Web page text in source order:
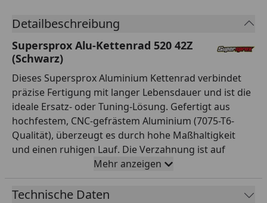
Detailbeschreibung
Supersprox Alu-Kettenrad 520 42Z
(Schwarz)
Dieses Supersprox Aluminium Kettenrad verbindet
präzise Fertigung mit langer Lebensdauer und ist die
ideale Ersatz- oder Tuning-Lösung. Gefertigt aus
hochfestem, CNC-gefrästem Aluminium (7075-T6-
Qualität), überzeugt es durch hohe Maßhaltigkeit
und einen ruhigen Lauf. Die Verzahnung ist auf
Teilung 520 und 42 Zähne ausgelegt und passt damit
exakt zur entsprechenden Kette. Mit einem
Innendurchmesser von 125,0 mm und einem
Mehr anzeigen
Technische Daten